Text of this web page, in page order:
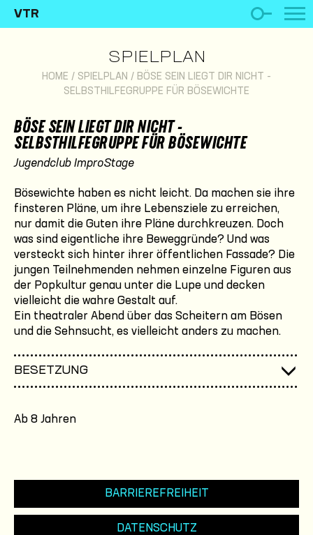
VTR
SPIELPLAN
HOME / SPIELPLAN / BÖSE SEIN LIEGT DIR NICHT -
SELBSTHILFEGRUPPE FÜR BÖSEWICHTE
BÖSE SEIN LIEGT DIR NICHT -
SELBSTHILFEGRUPPE FÜR BÖSEWICHTE
Jugendclub ImproStage
Bösewichte haben es nicht leicht. Da machen sie ihre
finsteren Pläne, um ihre Lebensziele zu erreichen,
nur damit die Guten ihre Pläne durchkreuzen. Doch
was sind eigentliche ihre Beweggründe? Und was
versteckt sich hinter ihrer öffentlichen Fassade? Die
jungen Teilnehmenden nehmen einzelne Figuren aus
der Popkultur genau unter die Lupe und decken
vielleicht die wahre Gestalt auf.
Ein theatraler Abend über das Scheitern am Bösen
und die Sehnsucht, es vielleicht anders zu machen.
BESETZUNG
Ab 8 Jahren
BARRIEREFREIHEIT
DATENSCHUTZ